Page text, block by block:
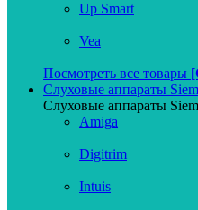
Up Smart
Vea
Посмотреть все товары
Слуховые аппараты
Слуховые аппараты
Amiga
Digitrim
Intuis